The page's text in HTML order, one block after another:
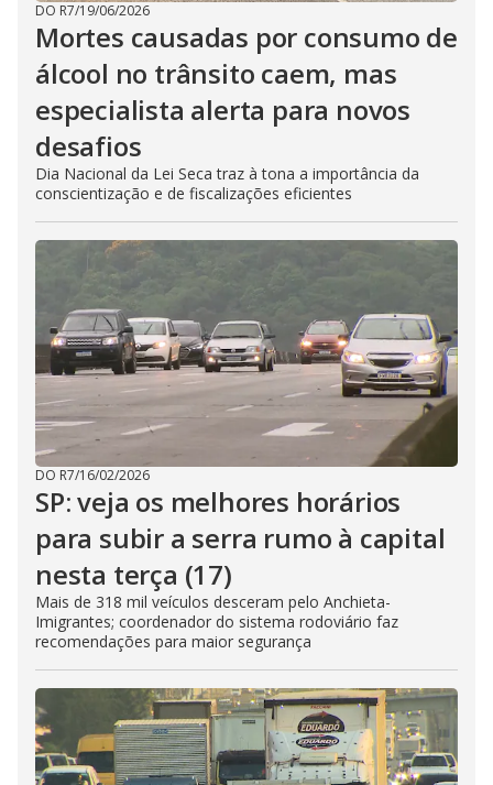
DO R7/19/06/2026
Mortes causadas por consumo de
álcool no trânsito caem, mas
especialista alerta para novos
desafios
Dia Nacional da Lei Seca traz à tona a importância da
conscientização e de fiscalizações eficientes
DO R7/16/02/2026
SP: veja os melhores horários
para subir a serra rumo à capital
nesta terça (17)
Mais de 318 mil veículos desceram pelo Anchieta-
Imigrantes; coordenador do sistema rodoviário faz
recomendações para maior segurança